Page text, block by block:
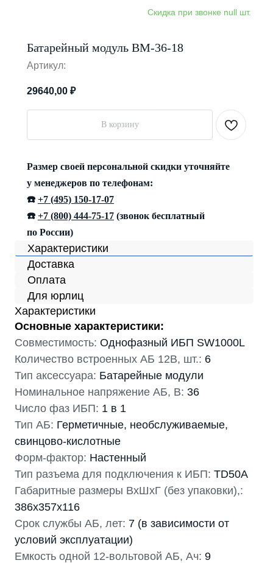
Батарейный модуль BM-36-18
Артикул:
29640,00 ₽
В корзину
Размер своей персональной скидки уточняйте
у менеджеров по телефонам:
☎️ +7 (495) 150-17-07
☎️ +7 (800) 444-75-17 (звонок бесплатный
по России)
Характеристики
Доставка
Оплата
Для юрлиц
Характеристики
Основные характеристики:
Совместимость: Однофазный ИБП SW1000L
Количество встроенных АБ 12В, шт.: 6
Тип аксессуара: Батарейные модули
Номинальное напряжение АБ, В: 36
Число фаз ИБП: 1 в 1
Тип АБ: Герметичные, необслуживаемые,
свинцово-кислотные
Форм-фактор: Настенный
Тип разъема для подключения к ИБП: TD50A
Габаритные размеры ВхШхГ (без упаковки),:
386х357х116
Срок службы АБ, лет: 7 (в зависимости от
условий эксплуатации)
Емкость одной 12-вольтовой АБ, Ач: 9